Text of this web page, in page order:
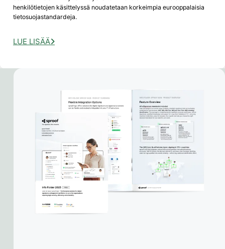
henkilötietojen käsittelyssä noudatetaan korkeimpia eurooppalaisia
tietosuojastandardeja.
LUE LISÄÄ